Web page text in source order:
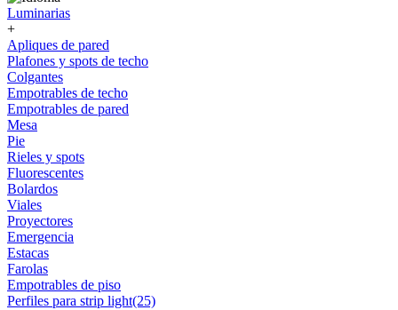
Luminarias
+
Apliques de pared
Plafones y spots de techo
Colgantes
Empotrables de techo
Empotrables de pared
Mesa
Pie
Rieles y spots
Fluorescentes
Bolardos
Viales
Proyectores
Emergencia
Estacas
Farolas
Empotrables de piso
Perfiles para strip light(25)